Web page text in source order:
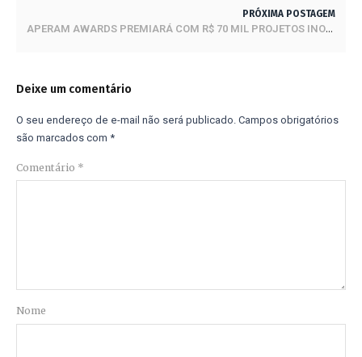
PRÓXIMA POSTAGEM
APERAM AWARDS PREMIARÁ COM R$ 70 MIL PROJETOS INOVADORES COM USO DE AÇO INOXIDÁVEL
Deixe um comentário
O seu endereço de e-mail não será publicado. Campos obrigatórios
são marcados com *
Comentário *
Nome